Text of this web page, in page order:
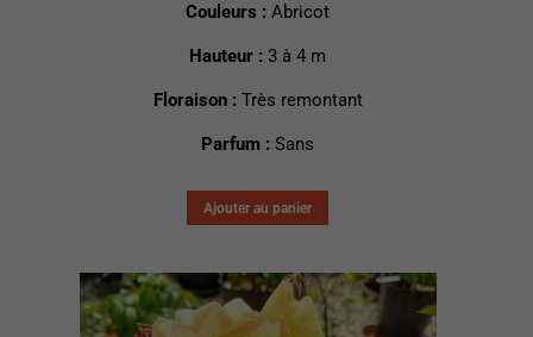
Couleurs : Abricot
Hauteur : 3 à 4 m
Floraison : Très remontant
Parfum : Sans
Ajouter au panier